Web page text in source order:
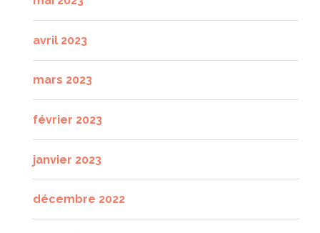
avril 2023
mars 2023
février 2023
janvier 2023
décembre 2022